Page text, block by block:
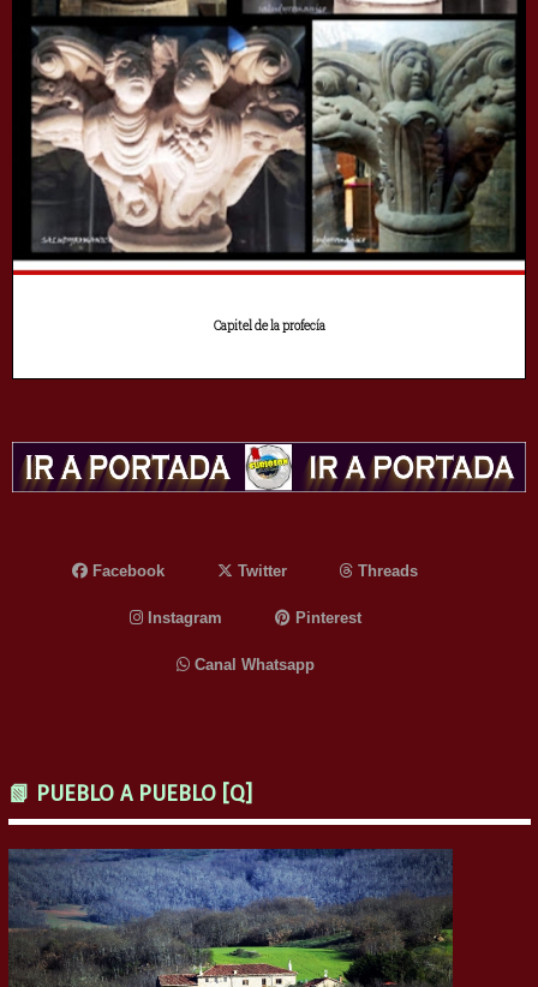
Capitel de la profecía
Facebook Twitter Threads
Instagram Pinterest
Canal Whatsapp
📗 PUEBLO A PUEBLO [Q]